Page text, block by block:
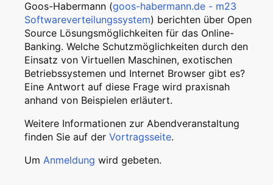
Goos-Habermann (goos-habermann.de - m23
Softwareverteilungssystem) berichten über Open
Source Lösungsmöglichkeiten für das Online-
Banking. Welche Schutzmöglichkeiten durch den
Einsatz von Virtuellen Maschinen, exotischen
Betriebssystemen und Internet Browser gibt es?
Eine Antwort auf diese Frage wird praxisnah
anhand von Beispielen erläutert.
Weitere Informationen zur Abendveranstaltung
finden Sie auf der Vortragsseite.
Um Anmeldung wird gebeten.